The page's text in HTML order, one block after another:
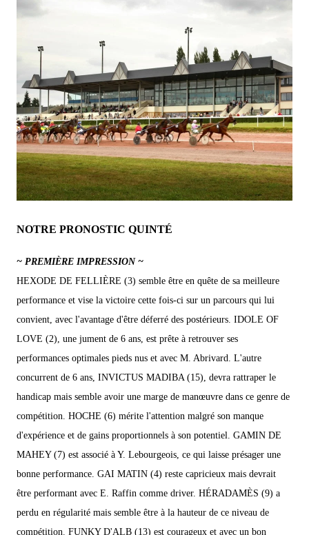
NOTRE PRONOSTIC QUINTÉ
~ PREMIÈRE IMPRESSION ~
HEXODE DE FELLIÈRE (3) semble être en quête de sa meilleure
performance et vise la victoire cette fois-ci sur un parcours qui lui
convient, avec l'avantage d'être déferré des postérieurs. IDOLE OF
LOVE (2), une jument de 6 ans, est prête à retrouver ses
performances optimales pieds nus et avec M. Abrivard. L'autre
concurrent de 6 ans, INVICTUS MADIBA (15), devra rattraper le
handicap mais semble avoir une marge de manœuvre dans ce genre de
compétition. HOCHE (6) mérite l'attention malgré son manque
d'expérience et de gains proportionnels à son potentiel. GAMIN DE
MAHEY (7) est associé à Y. Lebourgeois, ce qui laisse présager une
bonne performance. GAI MATIN (4) reste capricieux mais devrait
être performant avec E. Raffin comme driver. HÉRADAMÈS (9) a
perdu en régularité mais semble être à la hauteur de ce niveau de
compétition. FUNKY D'ALB (13) est courageux et avec un bon